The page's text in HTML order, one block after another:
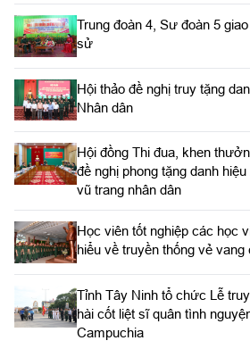
Trung đoàn 4, Sư đoàn 5
sử
Hội thảo đề nghị truy tặng
Nhân dân
Hội đồng Thi đua, khen
đề nghị phong tặng danh
vũ trang nhân dân
Học viên tốt nghiệp các học
hiểu về truyền thống vẻ
​Tỉnh Tây Ninh tổ chức Lễ
hài cốt liệt sĩ quân tình
Campuchia